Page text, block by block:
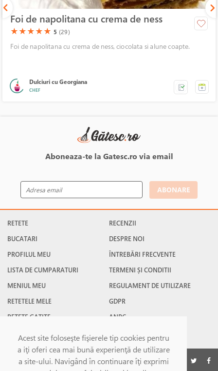
Acest site foloseşte fişierele tip cookies pentru
a iţi oferi cea mai bună experienţă de utilizare
a site-ului. Navigând în continuare îţi exprimi
Foi de napolitana cu crema de ness
(*)
★(*)
★(*)
★(*)
★(*)
★ 5 (29)
Foi de napolitana cu crema de ness, ciocolata si alune coapte.
Dulciuri cu Georgiana
CHEF
Aboneaza-te la Gatesc.ro via email
ABONARE
RETETE
BUCATARI
PROFILUL MEU
LISTA DE CUMPARATURI
MENIUL MEU
RETETELE MELE
RETETE GATITE
RECENZII
DESPRE NOI
ÎNTREBĂRI FRECVENTE
TERMENI ȘI CONDITII
REGULAMENT DE UTILIZARE
GDPR
ANPC
©Gatesc.ro 2026